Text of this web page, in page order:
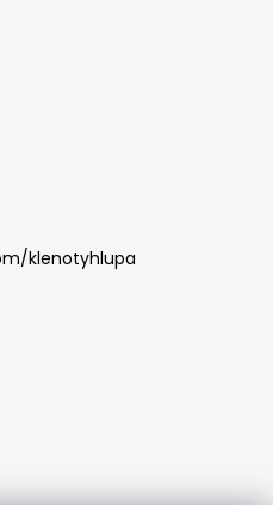
klenotyhlupa